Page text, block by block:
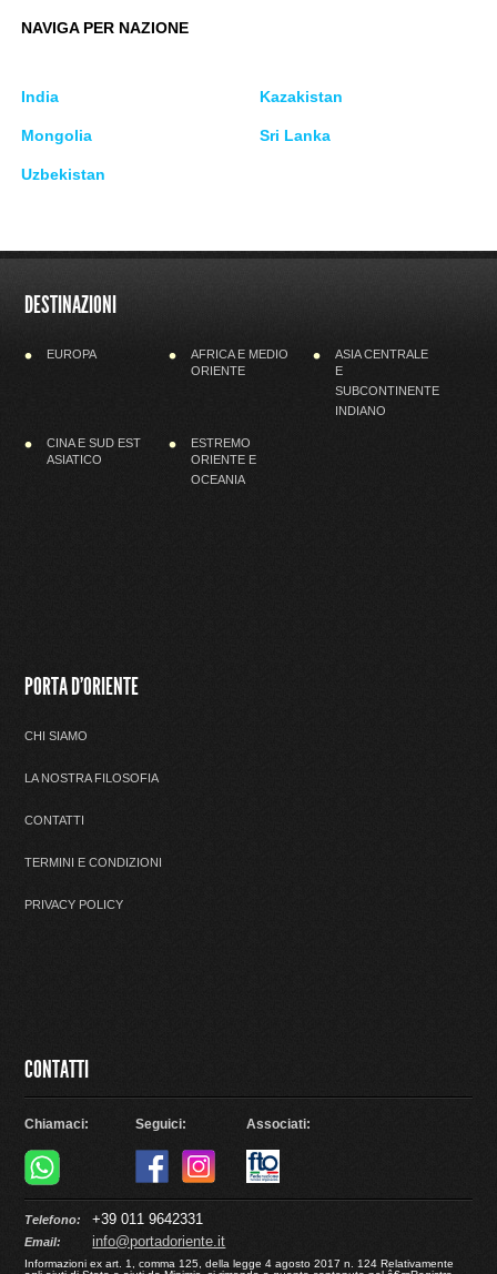
NAVIGA PER NAZIONE
India Kazakistan
Mongolia Sri Lanka
Uzbekistan
DESTINAZIONI
EUROPA AFRICA E MEDIO
ORIENTE
ASIA CENTRALE
E
SUBCONTINENTE
INDIANO
CINA E SUD EST
ASIATICO
ESTREMO
ORIENTE E
OCEANIA
PORTA D'ORIENTE
CHI SIAMO
LA NOSTRA FILOSOFIA
CONTATTI
TERMINI E CONDIZIONI
PRIVACY POLICY
CONTATTI
Chiamaci: Seguici: Associati:
Telefono: +39 011 9642331
Email: info@portadoriente.it
Informazioni ex art. 1, comma 125, della legge 4 agosto 2017 n. 124 Relativamente